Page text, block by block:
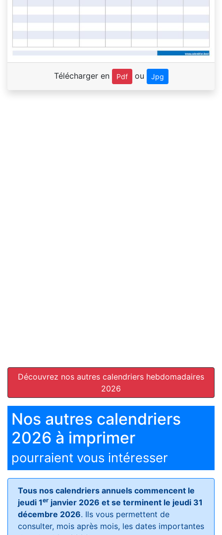
Télécharger en Pdf ou Jpg
Découvrez nos autres calendriers hebdomadaires
2026
Nos autres calendriers
2026 à imprimer
pourraient vous intéresser
Tous nos calendriers annuels commencent le
jeudi 1er janvier 2026 et se terminent le jeudi 31
décembre 2026. Ils vous permettent de
consulter, mois après mois, les dates importantes